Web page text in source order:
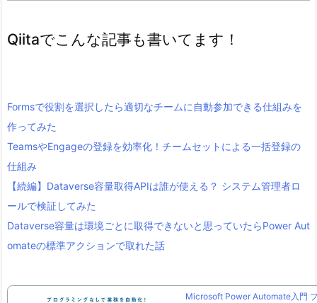
Qiitaでこんな記事も書いてます！
Formsで役割を選択したら適切なチームに自動参加できる仕組みを
作ってみた
TeamsやEngageの登録を効率化！チームセットによる一括登録の
仕組み
【続編】Dataverse容量取得APIは誰が使える？ システム管理者ロ
ールで検証してみた
Dataverse容量は環境ごとに取得できないと思っていたらPower Aut
omateの標準アクションで取れた話
Microsoft Power Automate入門